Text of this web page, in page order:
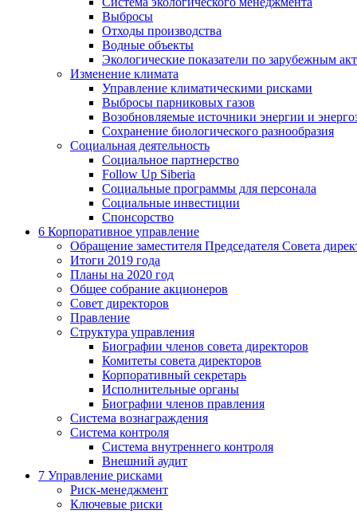
Выбросы
Отходы производства
Водные объекты
Экологические показатели по зарубежным
Изменение климата
Управление климатическими рисками
Выбросы парниковых газов
Возобновляемые источники энергии и
Сохранение биологического разнообразия
Социальная деятельность
Социальное партнерство
Follow Up Siberia
Социальные программы для персонала
Социальные инвестиции
Спонсорство
6 Корпоративное управление
Обращение заместителя Председателя Совета
Итоги 2019 года
Планы на 2020 год
Общее собрание акционеров
Совет директоров
Правление
Структура управления
Биографии членов совета директоров
Комитеты совета директоров
Корпоративный секретарь
Исполнительные органы
Биографии членов правления
Система вознаграждения
Система контроля
Система внутреннего контроля
Внешний аудит
7 Управление рисками
Риск-менеджмент
Ключевые риски